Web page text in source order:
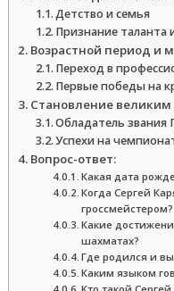
Детство и семья
Признание таланта
Возрастной период и
Переход в
Первые победы на
Становление
Обладатель звания
Успехи на
Вопрос-ответ:
Какая дата
Когда Сергей
гроссмейстером?
Какие
шахматах?
Где родился и
Каким языком